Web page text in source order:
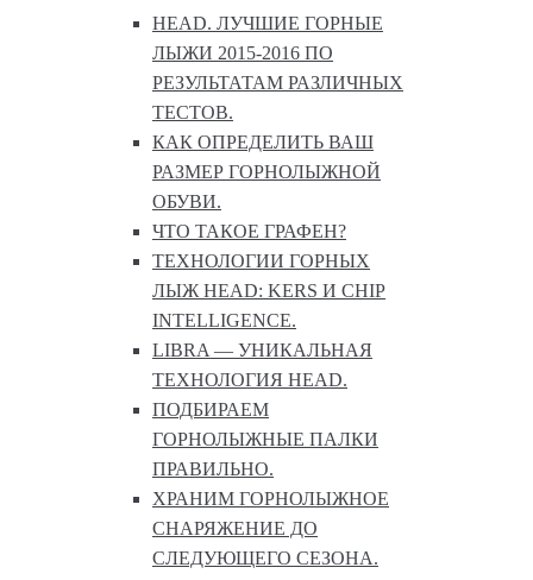
HEAD. ЛУЧШИЕ ГОРНЫЕ
ЛЫЖИ 2015-2016 ПО
РЕЗУЛЬТАТАМ РАЗЛИЧНЫХ
ТЕСТОВ.
КАК ОПРЕДЕЛИТЬ ВАШ
РАЗМЕР ГОРНОЛЫЖНОЙ
ОБУВИ.
ЧТО ТАКОЕ ГРАФЕН?
ТЕХНОЛОГИИ ГОРНЫХ
ЛЫЖ HEAD: KERS И CHIP
INTELLIGENCE.
LIBRA — УНИКАЛЬНАЯ
ТЕХНОЛОГИЯ HEAD.
ПОДБИРАЕМ
ГОРНОЛЫЖНЫЕ ПАЛКИ
ПРАВИЛЬНО.
ХРАНИМ ГОРНОЛЫЖНОЕ
СНАРЯЖЕНИЕ ДО
СЛЕДУЮЩЕГО СЕЗОНА.